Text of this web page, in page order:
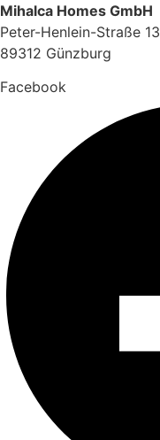
Mihalca Homes GmbH
Peter-Henlein-Straße 13
89312 Günzburg
Facebook